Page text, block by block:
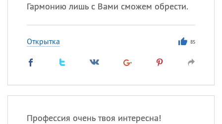
Гармонию лишь с Вами сможем обрести.
Открытка 85
Профессия очень твоя интересна!